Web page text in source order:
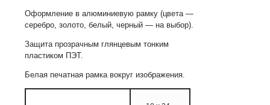
Оформление в алюминиевую рамку (цвета —
серебро, золото, белый, черный — на выбор).
Защита прозрачным глянцевым тонким
пластиком ПЭТ.
Белая печатная рамка вокруг изображения.